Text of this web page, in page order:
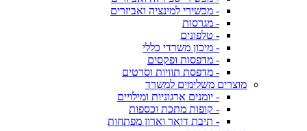
- מכשירי למינציה ואביזרים
- מגרסות
- טלפונים
- מיכון משרדי כללי
- מדפסות ופקסים
- מדפסת תוויות וסרטים
מוצרים משלימים למשרד
- יומנים ארגוניות ומילויים
- קופות מתכת וכספות
- תיבת דואר וארון מפתחות